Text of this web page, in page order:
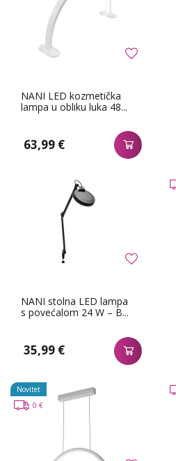
NANI LED kozmetička
lampa u obliku luka 48...
63,99 €
NANI stolna LED lampa
s povećalom 24 W – B...
35,99 €
Novitet
0 €